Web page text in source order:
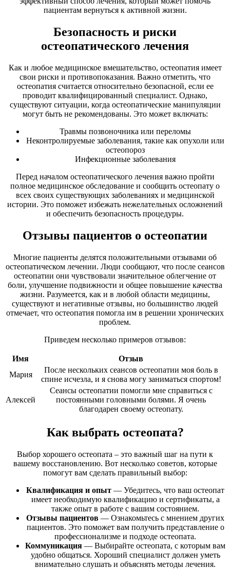
пациентам вернуться к активной жизни.
Безопасность и риски
остеопатического лечения
Как и любое медицинское вмешательство, остеопатия имеет
свои риски и противопоказания. Важно отметить, что
остеопатия считается относительно безопасной, если ее
проводит квалифицированный специалист. Однако,
существуют ситуации, когда остеопатические манипуляции
могут быть не рекомендованы. Это может включать:
Травмы позвоночника или переломы
Неконтролируемые заболевания, такие как опухоли или
остеопороз
Инфекционные заболевания
Перед началом остеопатического лечения важно пройти
полное медицинское обследование и сообщить остеопату о
всех своих существующих заболеваниях и медицинской
истории. Это поможет избежать нежелательных осложнений
и обеспечить безопасность процедуры.
Отзывы пациентов о остеопатии
Многие пациенты делятся положительными отзывами об
остеопатическом лечении. Люди сообщают, что после сеансов
остеопатии они чувствовали значительное облегчение от
боли, улучшение подвижности и общее повышение качества
жизни. Разумеется, как и в любой области медицины,
существуют и негативные отзывы, но большинство людей
отмечает, что остеопатия помогла им в решении хронических
проблем.
Приведем несколько примеров отзывов:
Имя
Отзыв
Мария
После нескольких сеансов остеопатии моя боль в
спине исчезла, и я снова могу заниматься спортом!
Алексей
Сеансы остеопатии помогли мне справиться с
постоянными головными болями. Я очень
благодарен своему остеопату.
Как выбрать остеопата?
Выбор хорошего остеопата – это важный шаг на пути к
вашему восстановлению. Вот несколько советов, которые
помогут вам сделать правильный выбор:
Квалификация и опыт — Убедитесь, что ваш остеопат
имеет необходимую квалификацию и сертификаты, а
также опыт в работе с вашим состоянием.
Отзывы пациентов — Ознакомьтесь с мнением других
пациентов. Это поможет вам получить представление о
профессионализме и подходе остеопата.
Коммуникация — Выбирайте остеопата, с которым вам
удобно общаться. Хороший специалист должен уметь
внимательно слушать и объяснять методы лечения.